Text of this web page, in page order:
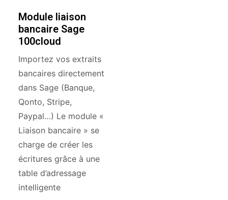
Module liaison
bancaire Sage
100cloud
Importez vos extraits
bancaires directement
dans Sage (Banque,
Qonto, Stripe,
Paypal…) Le module «
Liaison bancaire » se
charge de créer les
écritures grâce à une
table d’adressage
intelligente